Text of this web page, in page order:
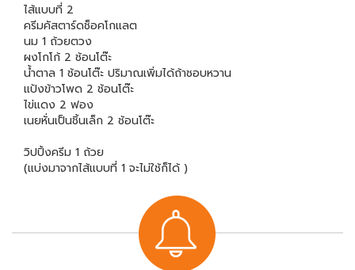
ไส้แบบที่ 2
ครีมคัสตาร์ดช็อคโกแลต
นม 1 ถ้วยตวง
ผงโกโก้ 2 ช้อนโต๊ะ
น้ำตาล 1 ช้อนโต๊ะ ปริมาณเพิ่มได้ถ้าชอบหวาน
แป้งข้าวโพด 2 ช้อนโต๊ะ
ไข่แดง 2 ฟอง
เนยหั่นเป็นชิ้นเล็ก 2 ช้อนโต๊ะ
วิปปิ้งครีม 1 ถ้วย
(แบ่งมาจากไส้แบบที่ 1 จะไม่ใช้ก็ได้ )